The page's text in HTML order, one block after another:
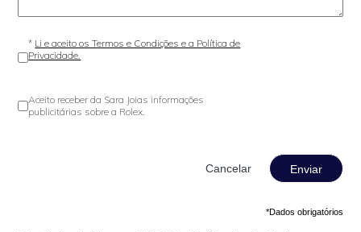
* Li e aceito os Termos e Condições e a Política de
Privacidade.
Aceito receber da Sara Joias informações
publicitárias sobre a Rolex.
Enviar
*Dados obrigatórios